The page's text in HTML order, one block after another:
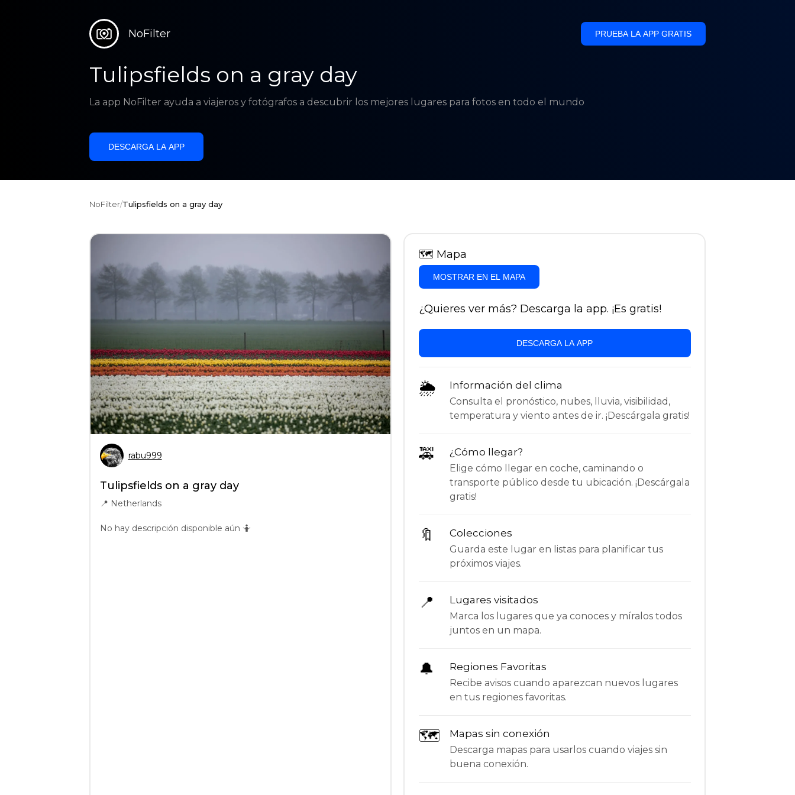
NoFilter PRUEBA LA APP GRATIS
Tulipsfields on a gray day
La app NoFilter ayuda a viajeros y fotógrafos a descubrir los mejores lugares para fotos en todo el mundo
DESCARGA LA APP
NoFilter/Tulipsfields on a gray day
rabu999
Tulipsfields on a gray day
📍 Netherlands
No hay descripción disponible aún 🤷
🗺 Mapa
MOSTRAR EN EL MAPA
¿Quieres ver más? Descarga la app. ¡Es gratis!
DESCARGA LA APP
🌦 Información del clima
Consulta el pronóstico, nubes, lluvia, visibilidad,
temperatura y viento antes de ir. ¡Descárgala gratis!
🚕 ¿Cómo llegar?
Elige cómo llegar en coche, caminando o
transporte público desde tu ubicación. ¡Descárgala
gratis!
🔖 Colecciones
Guarda este lugar en listas para planificar tus
próximos viajes.
📍 Lugares visitados
Marca los lugares que ya conoces y míralos todos
juntos en un mapa.
🔔 Regiones Favoritas
Recibe avisos cuando aparezcan nuevos lugares
en tus regiones favoritas.
🗺 Mapas sin conexión
Descarga mapas para usarlos cuando viajes sin
buena conexión.